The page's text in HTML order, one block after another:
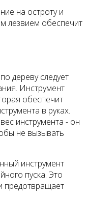
на остроту и
лезвием обеспечит
дереву следует
Инструмент
обеспечит
в руках.
инструмента - он
не вызывать
инструмент
пуска. Это
предотвращает